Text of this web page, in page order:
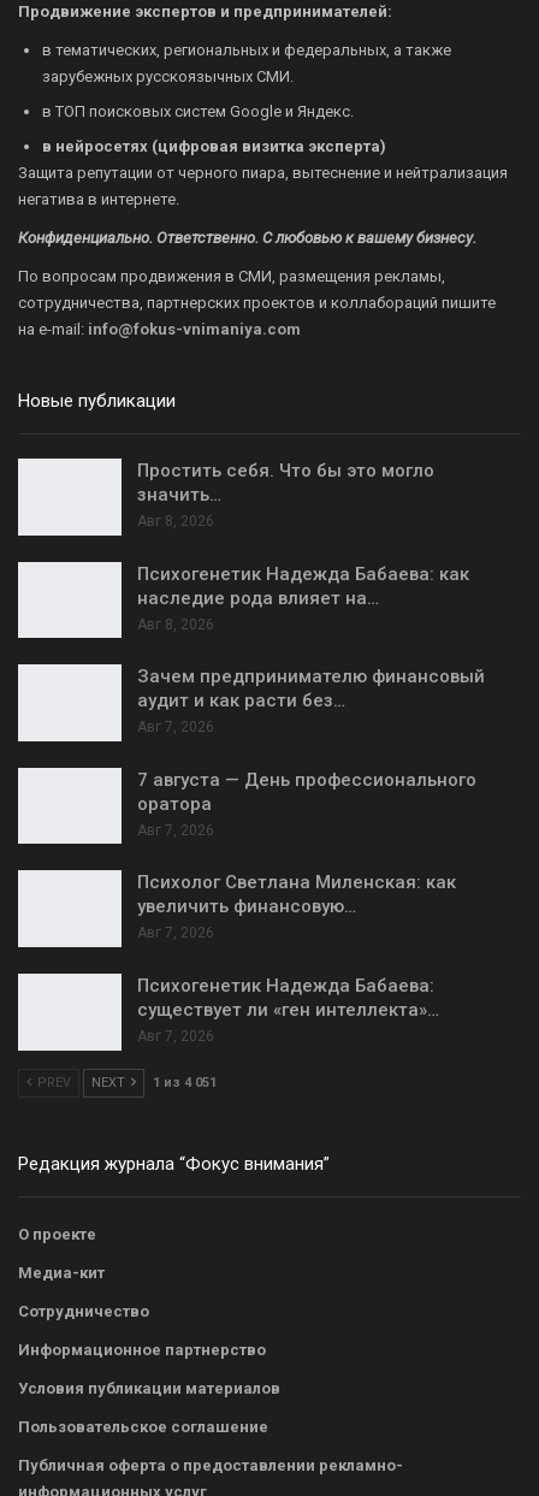
Продвижение экспертов и предпринимателей:
в тематических, региональных и федеральных, а также
зарубежных русскоязычных СМИ.
в ТОП поисковых систем Google и Яндекс.
в нейросетях (цифровая визитка эксперта)
Защита репутации от черного пиара, вытеснение и нейтрализация
негатива в интернете.
Конфиденциально. Ответственно. С любовью к вашему бизнесу.
По вопросам продвижения в СМИ, размещения рекламы,
сотрудничества, партнерских проектов и коллабораций пишите
на e-mail: info@fokus-vnimaniya.com
Новые публикации
Простить себя. Что бы это могло
значить…
Авг 8, 2026
Психогенетик Надежда Бабаева: как
наследие рода влияет на…
Авг 8, 2026
Зачем предпринимателю финансовый
аудит и как расти без…
Авг 7, 2026
7 августа — День профессионального
оратора
Авг 7, 2026
Психолог Светлана Миленская: как
увеличить финансовую…
Авг 7, 2026
Психогенетик Надежда Бабаева:
существует ли «ген интеллекта»…
Авг 7, 2026
PREV NEXT 1 из 4 051
Редакция журнала “Фокус внимания”
О проекте
Медиа-кит
Сотрудничество
Информационное партнерство
Условия публикации материалов
Пользовательское соглашение
Публичная оферта о предоставлении рекламно-
информационных услуг